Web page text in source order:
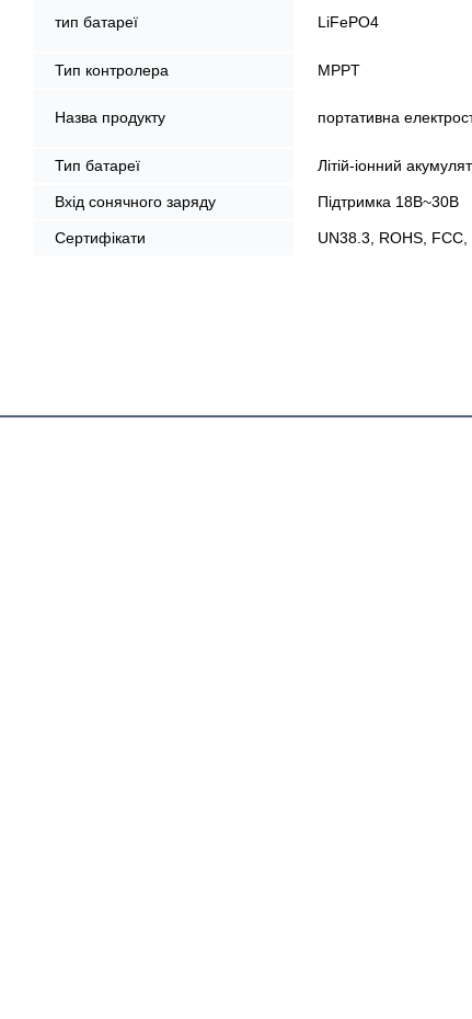
тип батареї LiFePO4
Тип контролера MPPT
Назва продукту портативна
Тип батареї Літій-іонний
Вхід сонячного заряду Підтримка 18В~30В
Сертифікати UN38.3, ROHS, FCC,